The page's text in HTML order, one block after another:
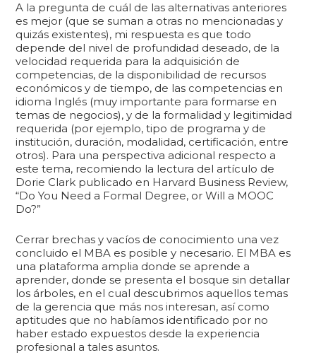
A la pregunta de cuál de las alternativas anteriores
es mejor (que se suman a otras no mencionadas y
quizás existentes), mi respuesta es que todo
depende del nivel de profundidad deseado, de la
velocidad requerida para la adquisición de
competencias, de la disponibilidad de recursos
económicos y de tiempo, de las competencias en
idioma Inglés (muy importante para formarse en
temas de negocios), y de la formalidad y legitimidad
requerida (por ejemplo, tipo de programa y de
institución, duración, modalidad, certificación, entre
otros). Para una perspectiva adicional respecto a
este tema, recomiendo la lectura del artículo de
Dorie Clark publicado en Harvard Business Review,
“Do You Need a Formal Degree, or Will a MOOC
Do?”
Cerrar brechas y vacíos de conocimiento una vez
concluido el MBA es posible y necesario. El MBA es
una plataforma amplia donde se aprende a
aprender, donde se presenta el bosque sin detallar
los árboles, en el cual descubrimos aquellos temas
de la gerencia que más nos interesan, así como
aptitudes que no habíamos identificado por no
haber estado expuestos desde la experiencia
profesional a tales asuntos.